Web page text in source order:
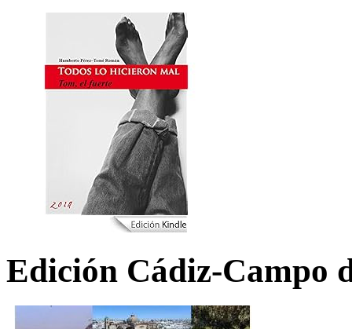
Edición Cádiz-Campo